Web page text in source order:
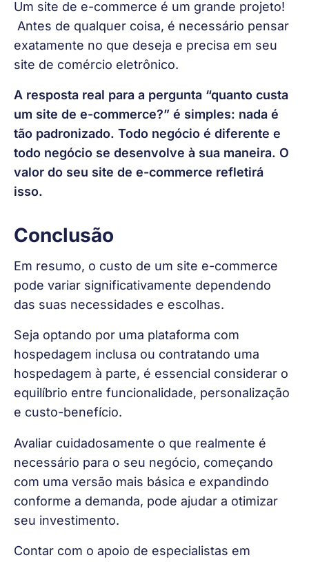
Um site de e-commerce é um grande projeto!
Antes de qualquer coisa, é necessário pensar
exatamente no que deseja e precisa em seu
site de comércio eletrônico.
A resposta real para a pergunta “quanto custa
um site de e-commerce?” é simples: nada é
tão padronizado. Todo negócio é diferente e
todo negócio se desenvolve à sua maneira. O
valor do seu site de e-commerce refletirá
isso.
Conclusão
Em resumo, o custo de um site e-commerce
pode variar significativamente dependendo
das suas necessidades e escolhas.
Seja optando por uma plataforma com
hospedagem inclusa ou contratando uma
hospedagem à parte, é essencial considerar o
equilíbrio entre funcionalidade, personalização
e custo-benefício.
Avaliar cuidadosamente o que realmente é
necessário para o seu negócio, começando
com uma versão mais básica e expandindo
conforme a demanda, pode ajudar a otimizar
seu investimento.
Contar com o apoio de especialistas em